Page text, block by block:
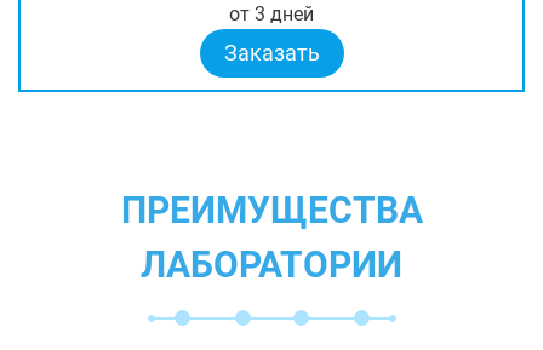
от 3 дней
Заказать
ПРЕИМУЩЕСТВА
ЛАБОРАТОРИИ